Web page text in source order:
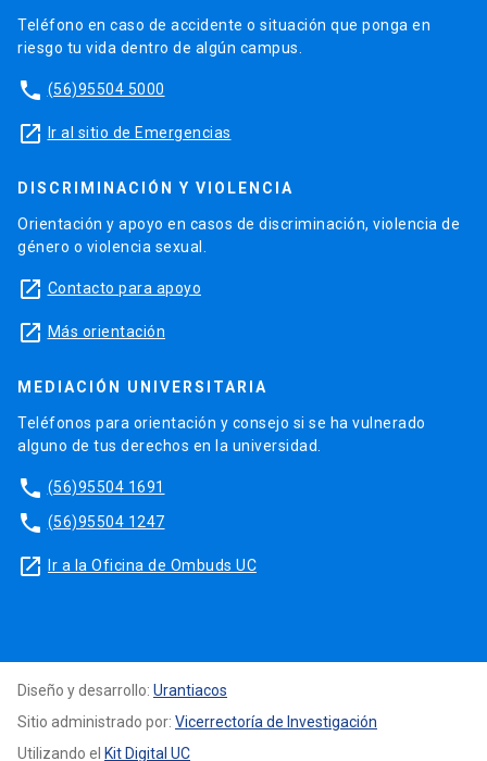
Teléfono en caso de accidente o situación que ponga en
riesgo tu vida dentro de algún campus.
phone (56)95504 5000
launch Ir al sitio de Emergencias
DISCRIMINACIÓN Y VIOLENCIA
Orientación y apoyo en casos de discriminación, violencia de
género o violencia sexual.
launch Contacto para apoyo
launch Más orientación
MEDIACIÓN UNIVERSITARIA
Teléfonos para orientación y consejo si se ha vulnerado
alguno de tus derechos en la universidad.
phone (56)95504 1691
phone (56)95504 1247
launch Ir a la Oficina de Ombuds UC
Diseño y desarrollo: Urantiacos
Sitio administrado por: Vicerrectoría de Investigación
Utilizando el Kit Digital UC